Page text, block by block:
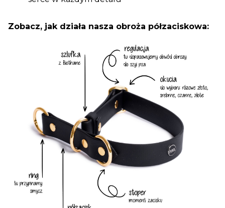
Zobacz, jak działa nasza obroża półzaciskowa: